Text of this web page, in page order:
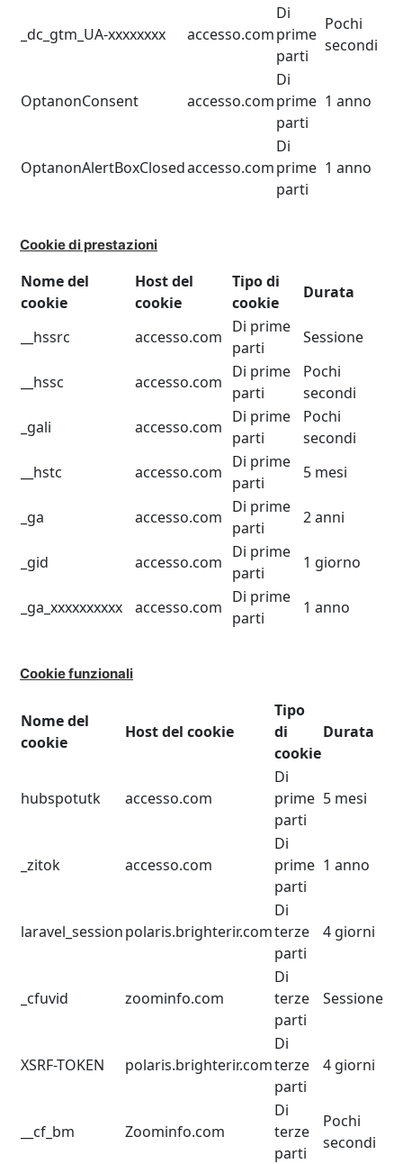
_dc_gtm_UA-xxxxxxxx accesso.com
Di
prime
parti
Pochi
secondi
OptanonConsent accesso.com
Di
prime
parti
1 anno
OptanonAlertBoxClosedaccesso.com
Di
prime
parti
1 anno
Cookie di prestazioni
Nome del
cookie
Host del
cookie
Tipo di
cookie
Durata
__hssrc accesso.com
Di prime
parti
Sessione
__hssc accesso.com
Di prime
parti
Pochi
secondi
_gali
accesso.com
Di prime
parti
Pochi
secondi
__hstc
accesso.com
Di prime
parti
5 mesi
_ga accesso.com
Di prime
parti
2 anni
_gid accesso.com
Di prime
parti
1 giorno
_ga_xxxxxxxxxx accesso.com
Di prime
parti
1 anno
Cookie funzionali
Nome del
cookie
Host del cookie
Tipo
di
cookie
Durata
hubspotutk accesso.com
Di
prime
parti
5 mesi
_zitok accesso.com
Di
prime
parti
1 anno
laravel_sessionpolaris.brighterir.com
Di
terze
parti
4 giorni
_cfuvid zoominfo.com
Di
terze
parti
Sessione
XSRF-TOKEN polaris.brighterir.com
Di
terze
parti
4 giorni
__cf_bm Zoominfo.com
Di
terze
parti
Pochi
secondi